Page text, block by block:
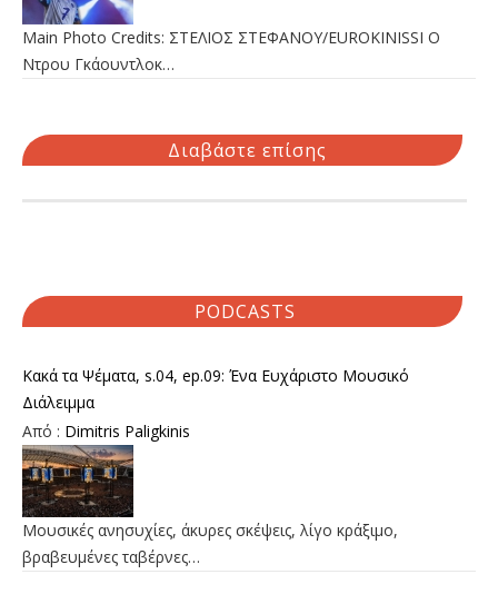
Main Photo Credits: ΣΤΕΛΙΟΣ ΣΤΕΦΑΝΟΥ/EUROKINISSI Ο
Ντρου Γκάουντλοκ…
Διαβάστε επίσης
PODCASTS
Κακά τα Ψέματα, s.04, ep.09: Ένα Ευχάριστο Μουσικό
Διάλειμμα
Από : Dimitris Paligkinis
Μουσικές ανησυχίες, άκυρες σκέψεις, λίγο κράξιμο,
βραβευμένες ταβέρνες…